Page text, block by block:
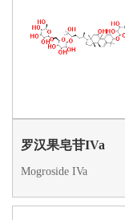
罗汉果皂苷IVa
Mogroside IVa